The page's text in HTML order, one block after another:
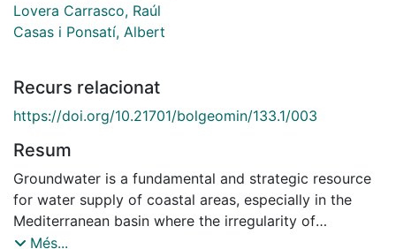
Lovera Carrasco, Raúl
Casas i Ponsatí, Albert
Recurs relacionat
https://doi.org/10.21701/bolgeomin/133.1/003
Resum
Groundwater is a fundamental and strategic resource
for water supply of coastal areas, especially in the
Mediterranean basin where the irregularity of
precipitation, both seasonally and year-onyear, put at
Més...